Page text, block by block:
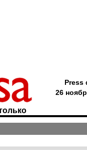
Press
26